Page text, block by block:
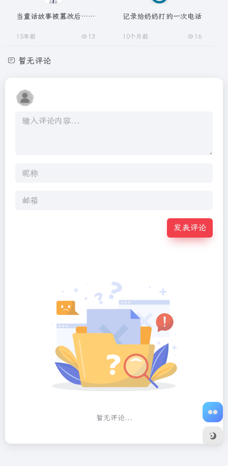
当童话故事被篡改后……
15年前 13
记录给奶奶打的一次电话
10个月前 16
暂无评论
发表评论
暂无评论...